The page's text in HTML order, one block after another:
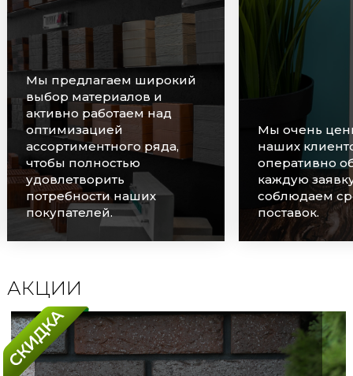
Мы предлагаем широкий
выбор материалов и
активно работаем над
оптимизацией
ассортиментного ряда,
чтобы полностью
удовлетворить
потребности наших
покупателей.
Мы очень
наших
оперативно
каждую
соблюдаем
поставок.
АКЦИИ